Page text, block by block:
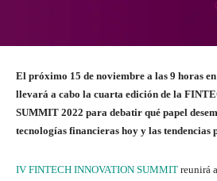
El próximo 15 de noviembre a las 9 horas
llevará a cabo la cuarta edición de la
SUMMIT 2022 para debatir qué papel
tecnologías financieras hoy y las tendencias
IV FINTECH INNOVATION SUMMIT reunirá